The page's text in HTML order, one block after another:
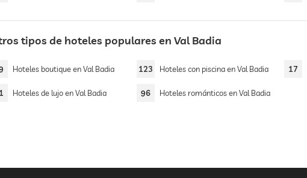
tipos de hoteles populares en Val Badia
Hoteles boutique en Val Badia 123 Hoteles con piscina en Val Badia 17
Hoteles de lujo en Val Badia 96 Hoteles románticos en Val Badia